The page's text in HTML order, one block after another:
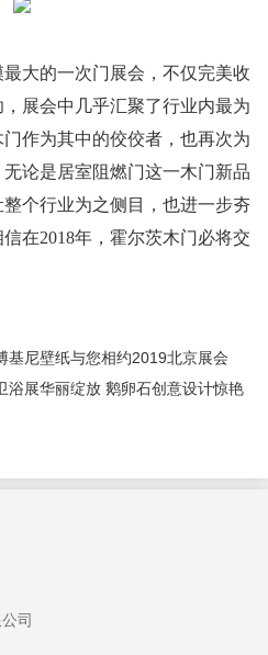
的一次门展会，不仅完美收
展会中几乎汇聚了行业内最为
作为其中的佼佼者，也再次为
论是居室阻燃门这一木门新品
个行业为之侧目，也进一步夯
在2018年，霍尔茨木门必将交
基尼壁纸与您相约2019北京展会
浴展华丽绽放 鹅卵石创意设计惊艳
司